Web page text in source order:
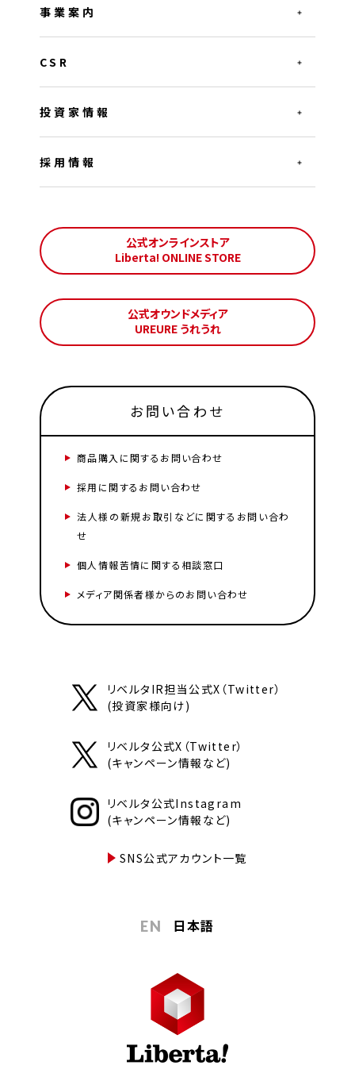
事業案内
CSR
投資家情報
採用情報
公式オンラインストア
Liberta! ONLINE STORE
公式オウンドメディア
UREURE うれうれ
お問い合わせ
商品購入に関するお問い合わせ
採用に関するお問い合わせ
法人様の新規お取引などに関するお問い合わ
せ
個人情報苦情に関する相談窓口
メディア関係者様からのお問い合わせ
リベルタIR担当公式X（Twitter）
(投資家様向け)
リベルタ公式X（Twitter）
(キャンペーン情報など)
リベルタ公式Instagram
(キャンペーン情報など)
SNS公式アカウント一覧
EN 日本語